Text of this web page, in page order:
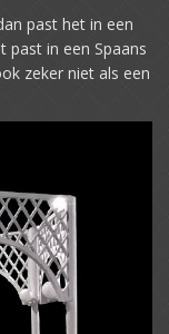
past het in een
past in een Spaans
zeker niet als een